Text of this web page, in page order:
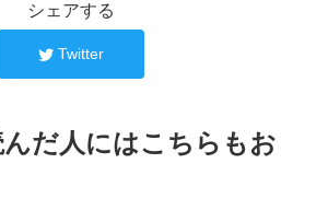
シェアする
Twitter
だ人にはこちらもお